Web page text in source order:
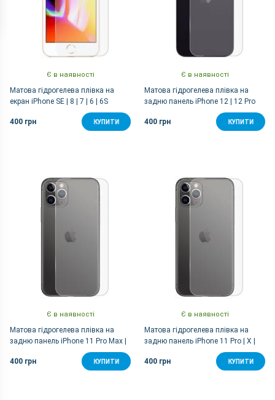
Є в наявності
Матова гідрогелева плівка на
екран iPhone SE | 8 | 7 | 6 | 6S
400 грн КУПИТИ
Є в наявності
Матова гідрогелева плівка на
задню панель iPhone 12 | 12 Pro
400 грн КУПИТИ
Є в наявності
Матова гідрогелева плівка на
задню панель iPhone 11 Pro Max |
400 грн
КУПИТИ
Є в наявності
Матова гідрогелева плівка на
задню панель iPhone 11 Pro | X |
400 грн
КУПИТИ